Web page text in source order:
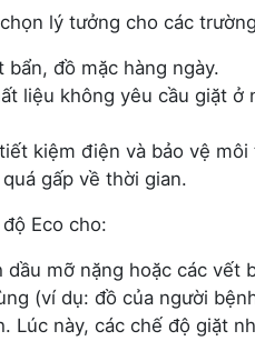
lý tưởng cho các
bẩn, đồ mặc hàng ngày.
liệu không yêu cầu giặt
kiệm điện và bảo vệ môi
gấp về thời gian.
Eco cho:
dầu mỡ nặng hoặc các vết
(ví dụ: đồ của người
Lúc này, các chế độ giặt